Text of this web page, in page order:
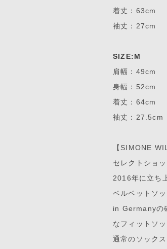
着丈：63cm
袖丈：27cm
SIZE:M
肩幅：49cm
身幅：52cm
着丈：64cm
袖丈：27.5cm
【SIMONE
セレクトショ
2016年に立ち
ベルベットソ
in Germanyの
なフィットソ
通常のソック